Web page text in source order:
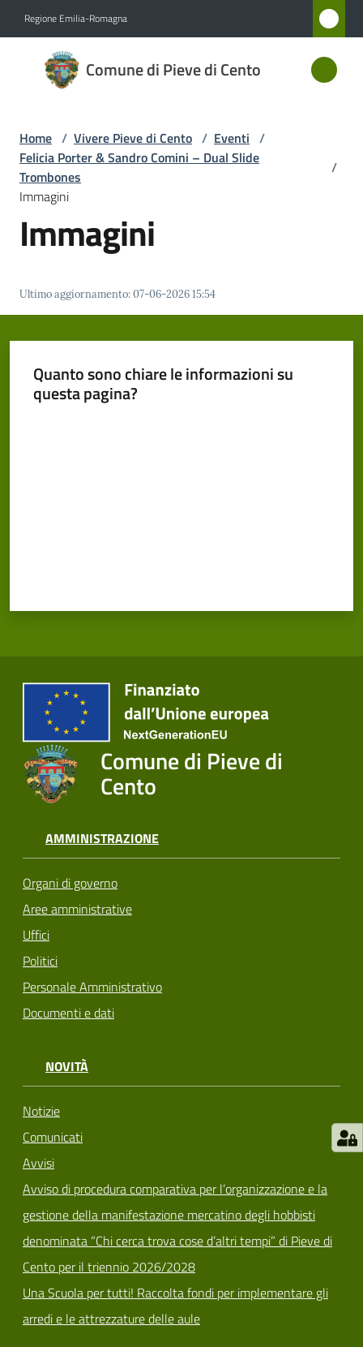
Regione Emilia-Romagna
Comune di Pieve di Cento
Comune
di Pieve
Amministrazione
Novità
di
Cento
Menu selezionato
Home / Vivere Pieve di Cento / Eventi /
Felicia Porter & Sandro Comini – Dual Slide
Trombones
/
Immagini
Immagini
Ultimo aggiornamento:07-06-2026 15:54
Quanto sono chiare le informazioni su
questa pagina?
Comune di Pieve di
Cento
AMMINISTRAZIONE
Organi di governo
Aree amministrative
Uffici
Politici
Personale Amministrativo
Documenti e dati
NOVITÀ
Notizie
Comunicati
Avvisi
Avviso di procedura comparativa per l’organizzazione e la
gestione della manifestazione mercatino degli hobbisti
denominata “Chi cerca trova cose d’altri tempi” di Pieve di
Cento per il triennio 2026/2028
Una Scuola per tutti! Raccolta fondi per implementare gli
arredi e le attrezzature delle aule